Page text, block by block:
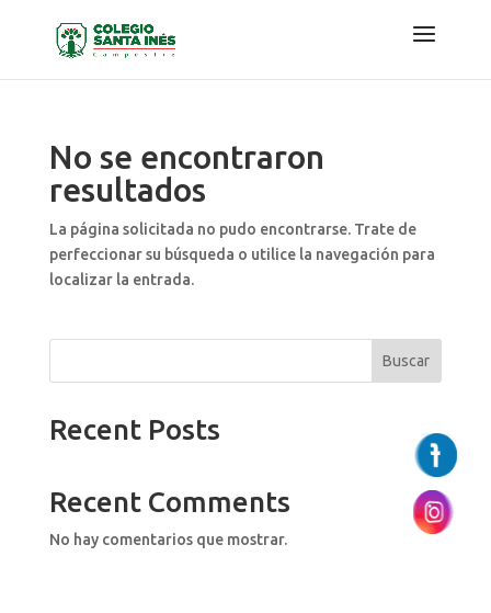
No se encontraron
resultados
La página solicitada no pudo encontrarse. Trate de
perfeccionar su búsqueda o utilice la navegación para
localizar la entrada.
Buscar
Recent Posts
Recent Comments
No hay comentarios que mostrar.